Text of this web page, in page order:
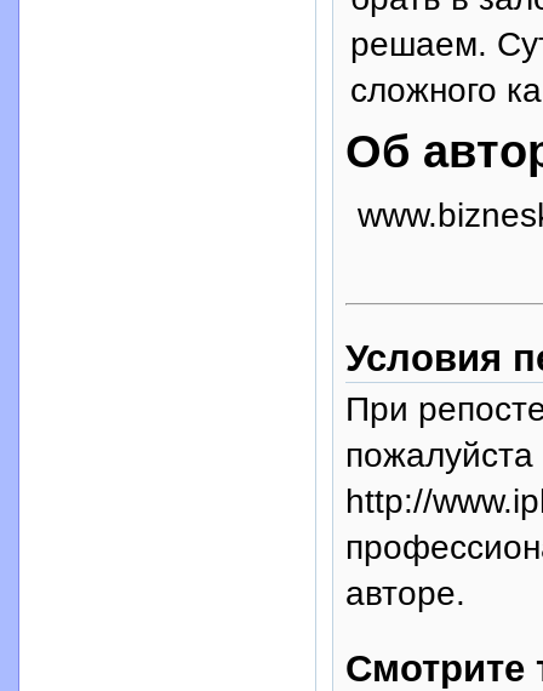
решаем.
сложного
Об
Условия
При
пожалуйста
http://
авторе.
Смотрите